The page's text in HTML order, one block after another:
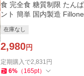
食 完全食 糖質制限 たんぱく質 栄養 インスタ
ント 簡単 国内製造 Fillone
在庫なし
2,980円
定期購入で2,831 円
6% （ 165pt）